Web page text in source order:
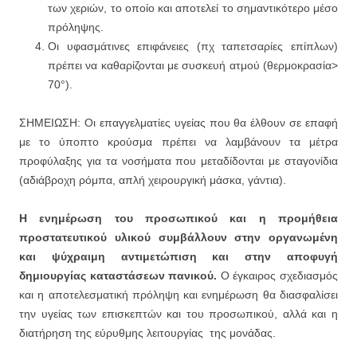
των χεριών, το οποίο και αποτελεί το σημαντικότερο μέσο
πρόληψης.
Οι υφασμάτινες επιφάνειες (πχ ταπετσαρίες επίπλων)
πρέπει να καθαρίζονται με συσκευή ατμού (θερμοκρασία>
70°).
ΣΗΜΕΙΩΣΗ: Οι επαγγελματίες υγείας που θα έλθουν σε επαφή
με το ύποπτο κρούσμα πρέπει να λαμβάνουν τα μέτρα
προφύλαξης για τα νοσήματα που μεταδίδονται με σταγονίδια
(αδιάβροχη ρόμπα, απλή χειρουργική μάσκα, γάντια).
Η ενημέρωση του προσωπικού και η προμήθεια
προστατευτικού υλικού συμβάλλουν στην οργανωμένη
και ψύχραιμη αντιμετώπιση και στην αποφυγή
δημιουργίας καταστάσεων πανικού. Ο έγκαιρος σχεδιασμός
και η αποτελεσματική πρόληψη και ενημέρωση θα διασφαλίσει
την υγείας των επισκεπτών και του προσωπικού, αλλά και η
διατήρηση της εύρυθμης λειτουργίας της μονάδας.